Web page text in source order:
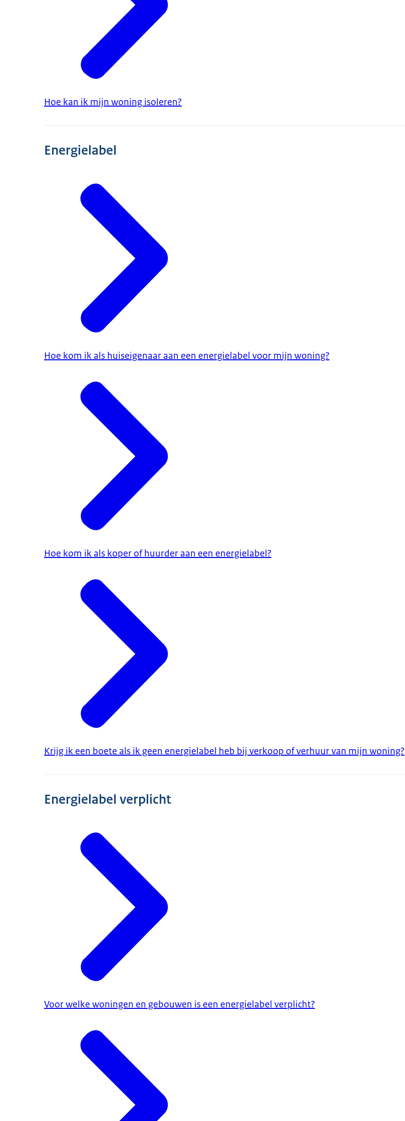
Hoe kan ik mijn woning isoleren?
Energielabel
Hoe kom ik als huiseigenaar aan een energielabel voor mijn woning?
Hoe kom ik als koper of huurder aan een energielabel?
Krijg ik een boete als ik geen energielabel heb bij verkoop of verhuur van mijn woning?
Energielabel verplicht
Voor welke woningen en gebouwen is een energielabel verplicht?